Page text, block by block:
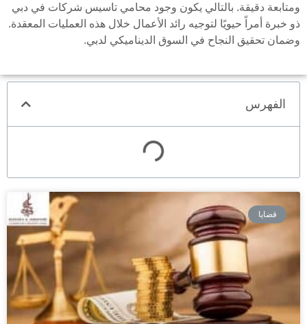
ومتابعة دقيقة. بالتالي يكون وجود محامي تاسيس شركات في دبي
ذو خبرة أمراً حيويًا لتوجيه رائد الأعمال خلال هذه العمليات المعقدة.
وضمان تحقيق النجاح في السوق الديناميكي لدبي.
الفهرس
قضايا